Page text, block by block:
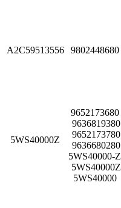
A2C59513556 9802448680
5WS40000Z
9652173680
9636819380
9652173780
9636680280
5WS40000-Z
5WS40000Z
5WS40000